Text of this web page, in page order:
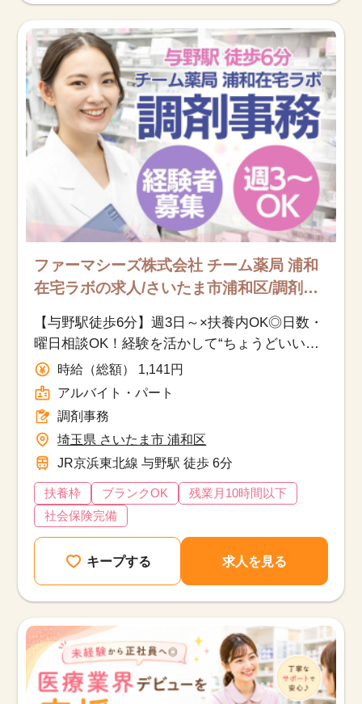
ファーマシーズ株式会社 チーム薬局 浦和
在宅ラボの求人/さいたま市浦和区/調剤事
務/アルバイト・パート
【与野駅徒歩6分】週3日～×扶養内OK◎日数・
曜日相談OK！経験を活かして“ちょうどいい働
き方”へ♪時給（総額） 1,141円
アルバイト・パート
調剤事務
埼玉県 さいたま市 浦和区
JR京浜東北線 与野駅 徒歩 6分
扶養枠 ブランクOK
残業月10時間以下
社会保険完備
キープする 求人を見る